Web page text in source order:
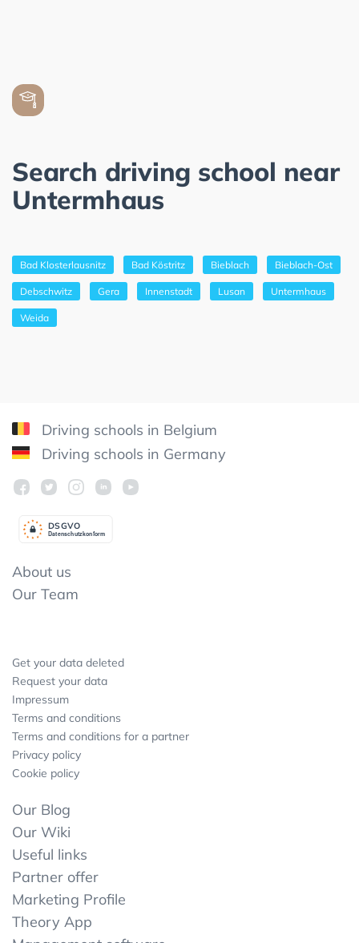
Search driving school near
Untermhaus
Bad Klosterlausnitz Bad Köstritz Bieblach Bieblach-Ost
Debschwitz Gera Innenstadt Lusan Untermhaus
Weida
Driving schools in Belgium
Driving schools in Germany
Datenschutzkonform
DSGVO
About us
Our Team
Get your data deleted
Request your data
Impressum
Terms and conditions
Terms and conditions for a partner
Privacy policy
Cookie policy
Our Blog
Our Wiki
Useful links
Partner offer
Marketing Profile
Theory App